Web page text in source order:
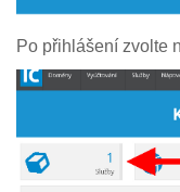
Po přihlášení zvolte